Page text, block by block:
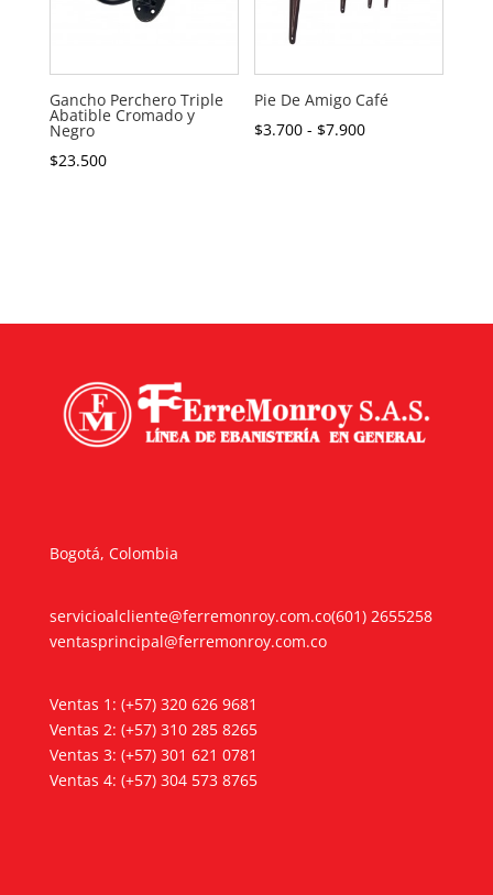
Gancho Perchero Triple
Abatible Cromado y
Negro
$23.500
Pie De Amigo Café
$3.700 - $7.900Rango
Bogotá, Colombia
servicioalcliente@ferremonroy.com.co
ventasprincipal@ferremonroy.com.co
(601) 2655258
Ventas 1: (+57) 320 626 9681
Ventas 2: (+57) 310 285 8265
Ventas 3: (+57) 301 621 0781
Ventas 4: (+57) 304 573 8765